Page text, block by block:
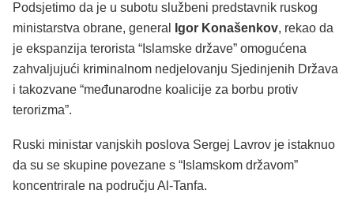
Podsjetimo da je u subotu službeni predstavnik ruskog
ministarstva obrane, general
Igor Konašenkov, rekao da
je ekspanzija terorista “Islamske države” omogućena
zahvaljujući kriminalnom nedjelovanju Sjedinjenih Država
i takozvane “međunarodne koalicije za borbu protiv
terorizma”.
Ruski ministar vanjskih poslova Sergej Lavrov je istaknuo
da su se skupine povezane s “Islamskom državom”
koncentrirale na području Al-Tanfa.